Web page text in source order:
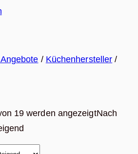
/ Küchenhersteller /
19 werden angezeigtNach